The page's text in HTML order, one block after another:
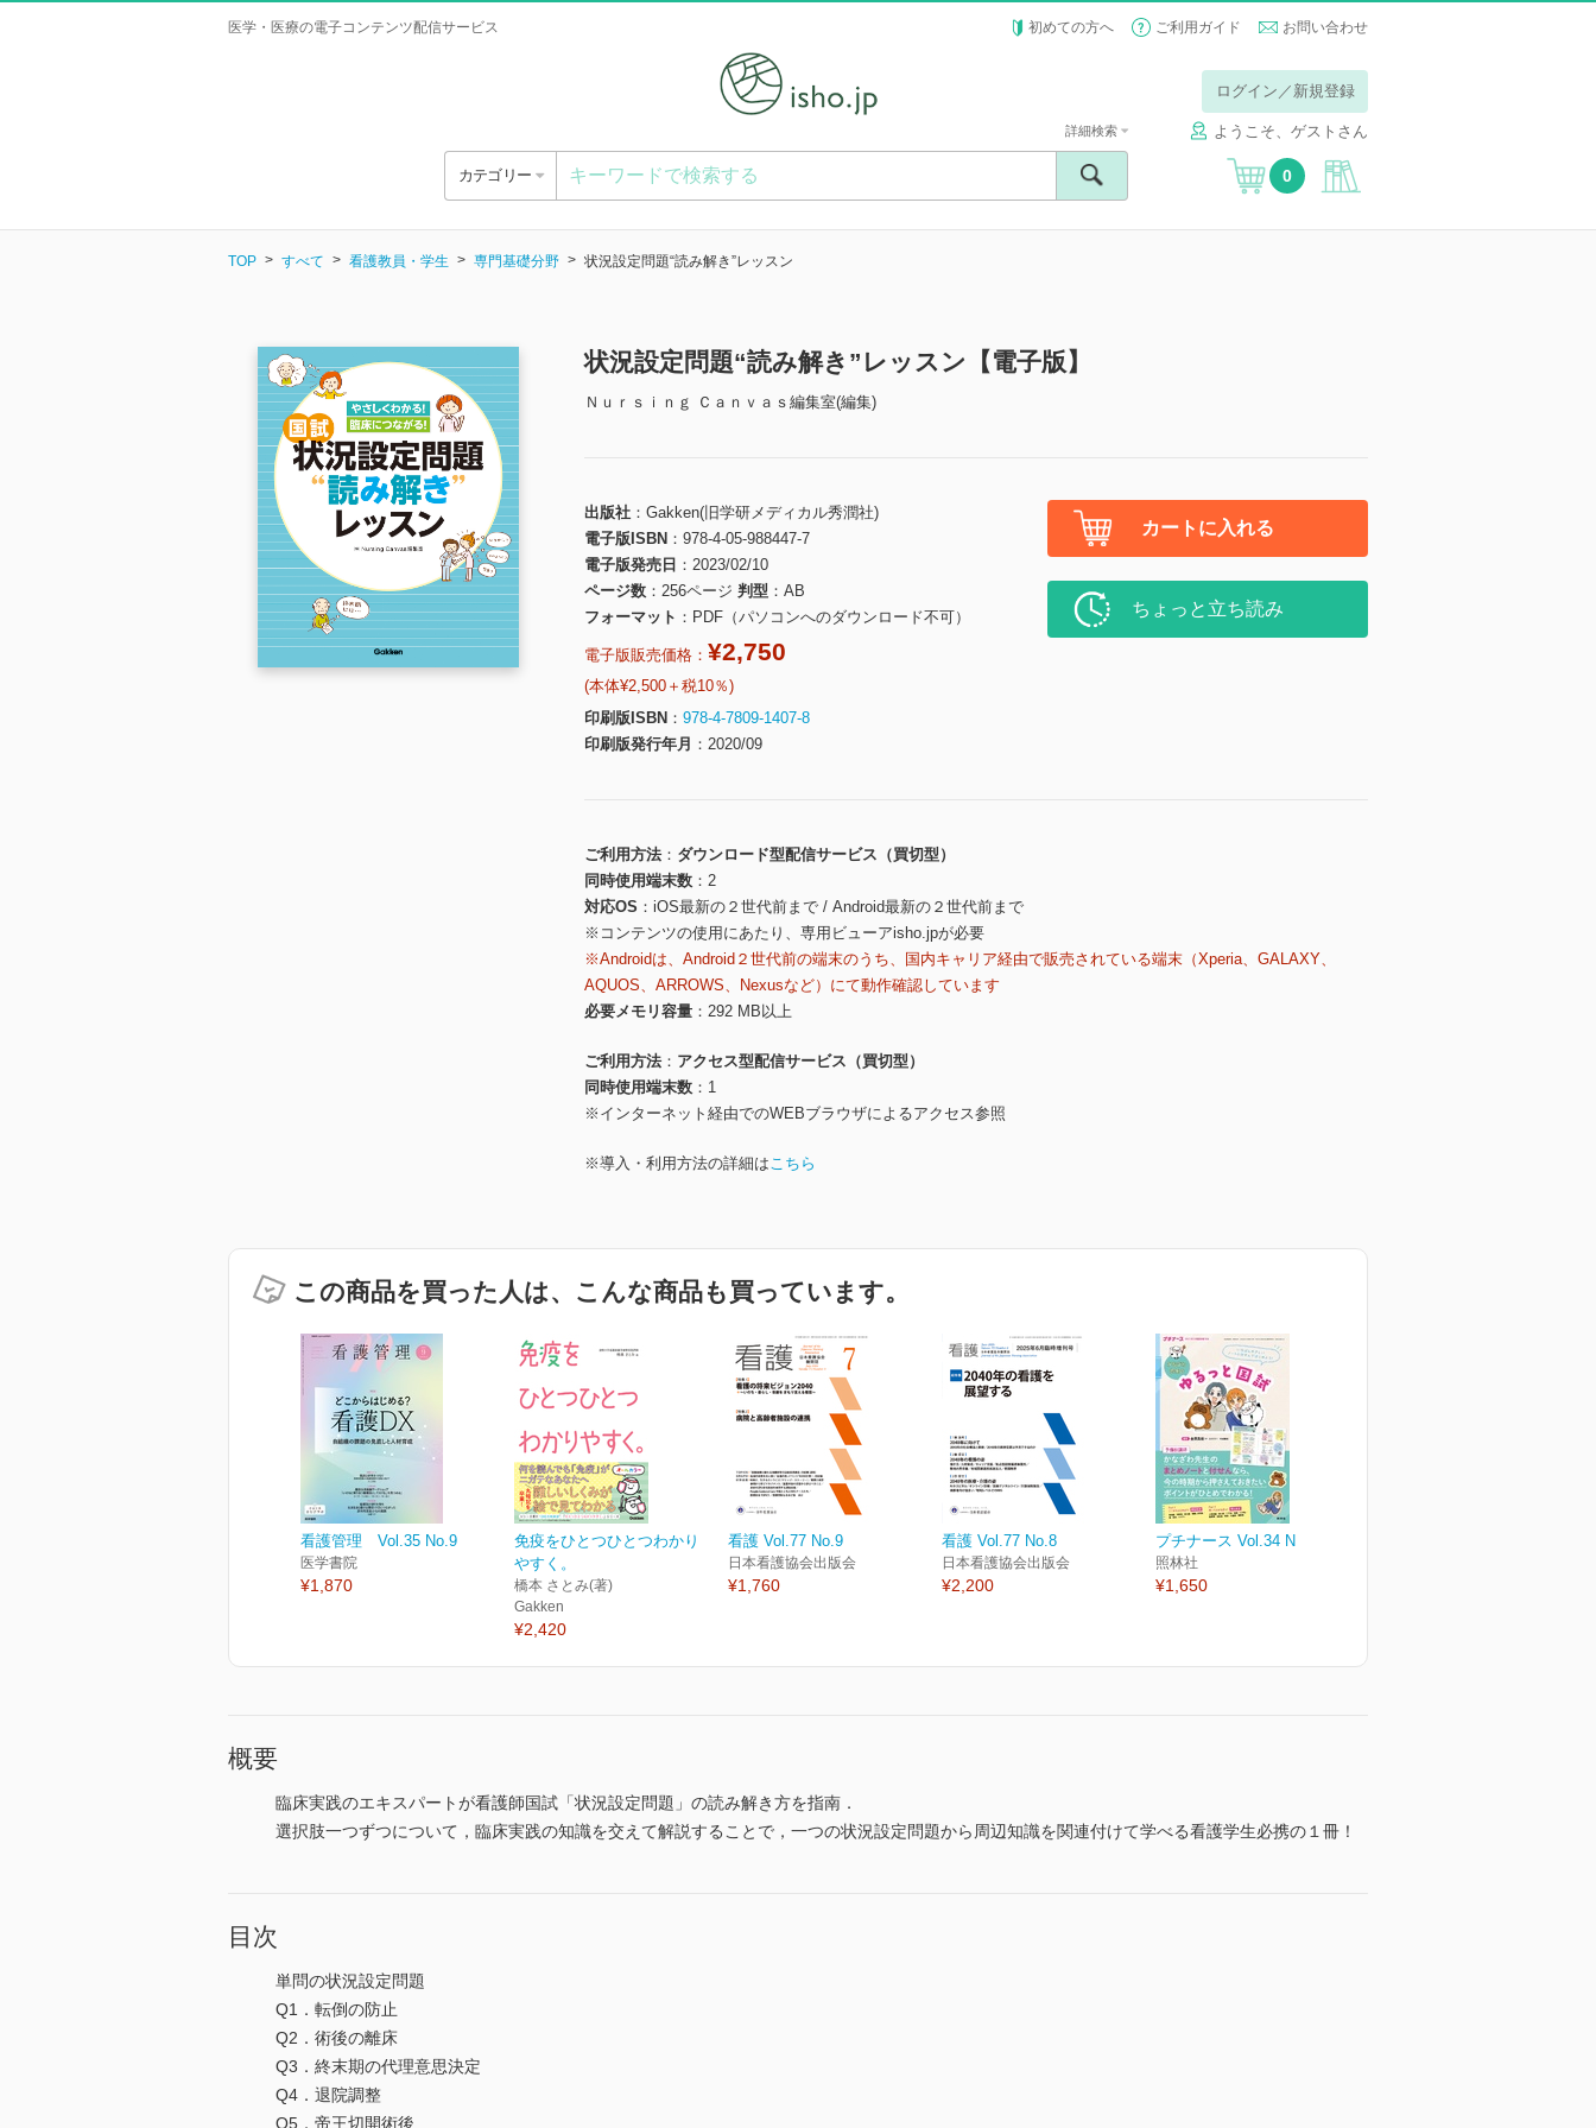
医学・医療の電子コンテンツ配信サービス 初めての方へ ご利用ガイド お問い合わせ
ログイン／新規登録
ようこそ、ゲストさん
カテゴリー
詳細検索
0
TOP すべて 看護教員・学生 専門基礎分野 状況設定問題“読み解き”レッスン
状況設定問題“読み解き”レッスン【電子版】
Ｎｕｒｓｉｎｇ Ｃａｎｖａｓ編集室(編集)
出版社
Gakken(旧学研メディカル秀潤社)
電子版ISBN
978-4-05-988447-7
電子版発売日
2023/02/10
ページ数
256ページ 判型
AB
フォーマット
PDF（パソコンへのダウンロード不可）
電子版販売価格： ¥2,750
(本体¥2,500＋税10％)
印刷版ISBN
978-4-7809-1407-8
印刷版発行年月
2020/09
カートに入れる
ちょっと立ち読み
ご利用方法
ダウンロード型配信サービス（買切型）
同時使用端末数
2
対応OS
iOS最新の２世代前まで / Android最新の２世代前まで
※コンテンツの使用にあたり、専用ビューアisho.jpが必要
※Androidは、Android２世代前の端末のうち、国内キャリア経由で販売されている端末（Xperia、GALAXY、
AQUOS、ARROWS、Nexusなど）にて動作確認しています
必要メモリ容量
292 MB以上
ご利用方法
アクセス型配信サービス（買切型）
同時使用端末数
1
※インターネット経由でのWEBブラウザによるアクセス参照
※導入・利用方法の詳細はこちら
この商品を買った人は、こんな商品も買っています。
看護管理 Vol.35 No.9
医学書院
¥1,870
免疫をひとつひとつわかり
やすく。
橋本 さとみ(著)
Gakken
¥2,420
看護 Vol.77 No.9
日本看護協会出版会
¥1,760
看護 Vol.77 No.8
日本看護協会出版会
¥2,200
プチナース Vol.34 No.6
照林社
¥1,650
概要
臨床実践のエキスパートが看護師国試「状況設定問題」の読み解き方を指南．
選択肢一つずつについて，臨床実践の知識を交えて解説することで，一つの状況設定問題から周辺知識を関連付けて学べる看護学生必携の１冊！
目次
単問の状況設定問題
Q1．転倒の防止
Q2．術後の離床
Q3．終末期の代理意思決定
Q4．退院調整
Q5．帝王切開術後